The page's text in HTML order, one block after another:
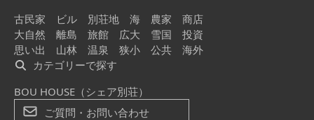
古民家
ビル 別荘地 海 農家
商店
大自然
離島 旅館 広大 雪国
投資
思い出
山林 温泉 狭小 公共
海外
カテゴリーで探す
BOU HOUSE（シェア別荘）
ご質問・お問い合わせ